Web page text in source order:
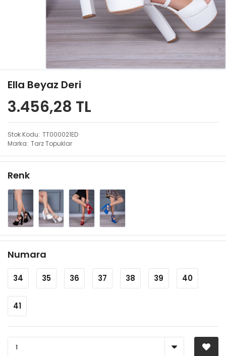
Ella Beyaz Deri
3.456,28 TL
Stok Kodu TT000021ED
Marka Tarz Topuklar
Renk
Numara
34 35 36 37 38 39 40
41